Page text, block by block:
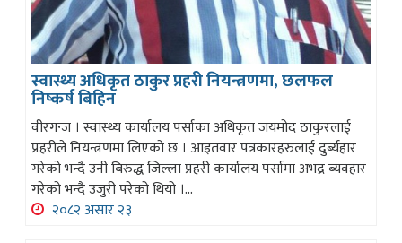
स्वास्थ्य अधिकृत ठाकुर प्रहरी नियन्त्रणमा, छलफल
निष्कर्ष बिहिन
वीरगन्ज । स्वास्थ्य कार्यालय पर्साका अधिकृत जयमोद ठाकुरलाई
प्रहरीले नियन्त्रणमा लिएको छ । आइतवार पत्रकारहरुलाई दुर्ब्यहार
गरेको भन्दै उनी बिरुद्ध जिल्ला प्रहरी कार्यालय पर्सामा अभद्र ब्यवहार
गरेको भन्दै उजुरी परेको थियो ।...
२०८२ असार २३